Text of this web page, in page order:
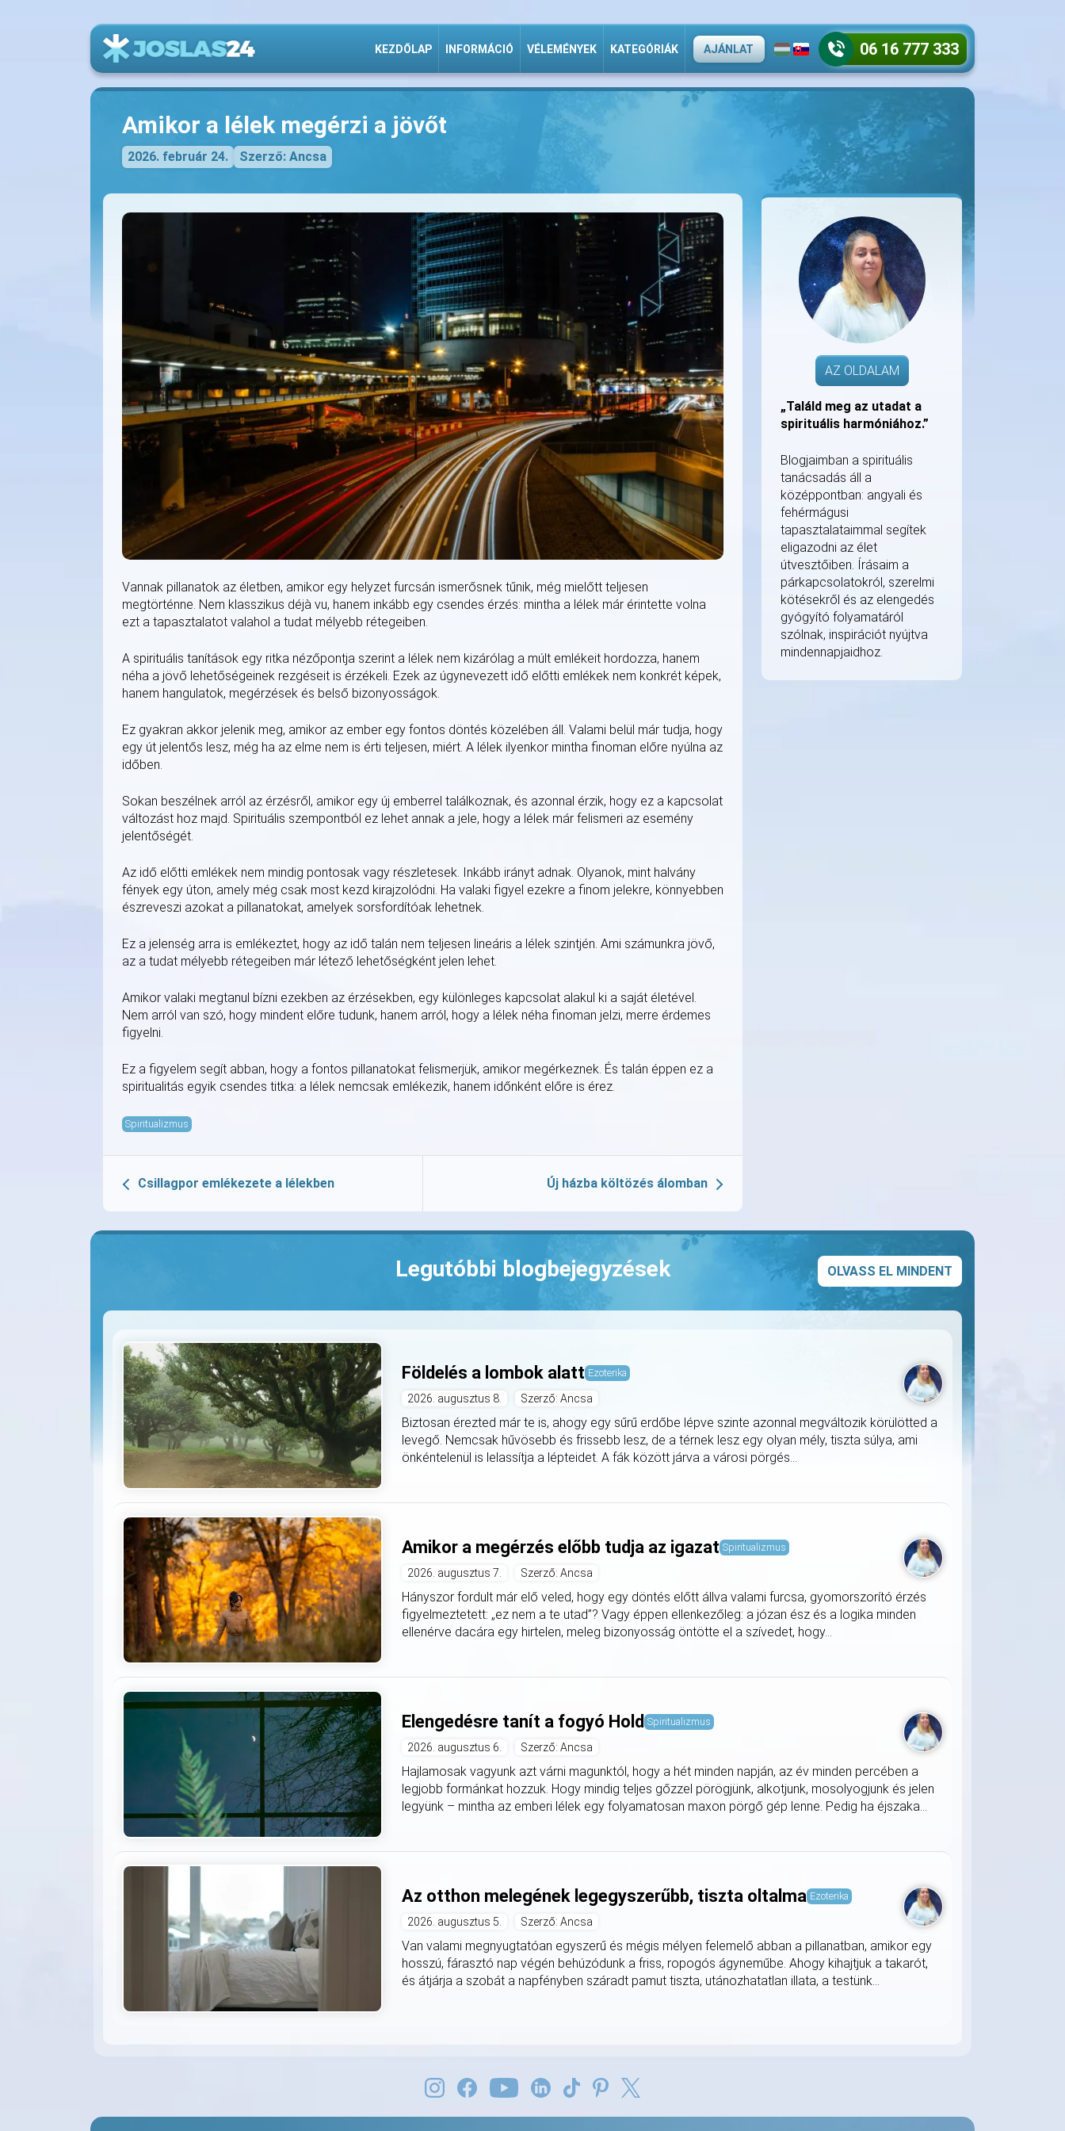
KEZDŐLAP INFORMÁCIÓ VÉLEMÉNYEK KATEGÓRIÁK AJÁNLAT 06 16 777 333
Amikor a lélek megérzi a jövőt
2026. február 24. Szerző: Ancsa
Vannak pillanatok az életben, amikor egy helyzet furcsán ismerősnek tűnik, még mielőtt teljesen
megtörténne. Nem klasszikus déjà vu, hanem inkább egy csendes érzés: mintha a lélek már érintette volna
ezt a tapasztalatot valahol a tudat mélyebb rétegeiben.
A spirituális tanítások egy ritka nézőpontja szerint a lélek nem kizárólag a múlt emlékeit hordozza, hanem
néha a jövő lehetőségeinek rezgéseit is érzékeli. Ezek az úgynevezett idő előtti emlékek nem konkrét képek,
hanem hangulatok, megérzések és belső bizonyosságok.
Ez gyakran akkor jelenik meg, amikor az ember egy fontos döntés közelében áll. Valami belül már tudja, hogy
egy út jelentős lesz, még ha az elme nem is érti teljesen, miért. A lélek ilyenkor mintha finoman előre nyúlna az
időben.
Sokan beszélnek arról az érzésről, amikor egy új emberrel találkoznak, és azonnal érzik, hogy ez a kapcsolat
változást hoz majd. Spirituális szempontból ez lehet annak a jele, hogy a lélek már felismeri az esemény
jelentőségét.
Az idő előtti emlékek nem mindig pontosak vagy részletesek. Inkább irányt adnak. Olyanok, mint halvány
fények egy úton, amely még csak most kezd kirajzolódni. Ha valaki figyel ezekre a finom jelekre, könnyebben
észreveszi azokat a pillanatokat, amelyek sorsfordítóak lehetnek.
Ez a jelenség arra is emlékeztet, hogy az idő talán nem teljesen lineáris a lélek szintjén. Ami számunkra jövő,
az a tudat mélyebb rétegeiben már létező lehetőségként jelen lehet.
Amikor valaki megtanul bízni ezekben az érzésekben, egy különleges kapcsolat alakul ki a saját életével.
Nem arról van szó, hogy mindent előre tudunk, hanem arról, hogy a lélek néha finoman jelzi, merre érdemes
figyelni.
Ez a figyelem segít abban, hogy a fontos pillanatokat felismerjük, amikor megérkeznek. És talán éppen ez a
spiritualitás egyik csendes titka: a lélek nemcsak emlékezik, hanem időnként előre is érez.
Spiritualizmus
Csillagpor emlékezete a lélekben Új házba költözés álomban
AZ OLDALAM
„Találd meg az utadat a
spirituális harmóniához.”
Blogjaimban a spirituális
tanácsadás áll a
középpontban: angyali és
fehérmágusi
tapasztalataimmal segítek
eligazodni az élet
útvesztőiben. Írásaim a
párkapcsolatokról, szerelmi
kötésekről és az elengedés
gyógyító folyamatáról
szólnak, inspirációt nyújtva
mindennapjaidhoz.
Legutóbbi blogbejegyzések OLVASS EL MINDENT
Földelés a lombok alatt Ezoterika
2026. augusztus 8. Szerző: Ancsa
Biztosan érezted már te is, ahogy egy sűrű erdőbe lépve szinte azonnal megváltozik körülötted a
levegő. Nemcsak hűvösebb és frissebb lesz, de a térnek lesz egy olyan mély, tiszta súlya, ami
önkéntelenül is lelassítja a lépteidet. A fák között járva a városi pörgés...
Amikor a megérzés előbb tudja az igazat Spiritualizmus
2026. augusztus 7. Szerző: Ancsa
Hányszor fordult már elő veled, hogy egy döntés előtt állva valami furcsa, gyomorszorító érzés
figyelmeztetett: „ez nem a te utad”? Vagy éppen ellenkezőleg: a józan ész és a logika minden
ellenérve dacára egy hirtelen, meleg bizonyosság öntötte el a szívedet, hogy...
Elengedésre tanít a fogyó Hold Spiritualizmus
2026. augusztus 6. Szerző: Ancsa
Hajlamosak vagyunk azt várni magunktól, hogy a hét minden napján, az év minden percében a
legjobb formánkat hozzuk. Hogy mindig teljes gőzzel pörögjünk, alkotjunk, mosolyogjunk és jelen
legyünk – mintha az emberi lélek egy folyamatosan maxon pörgő gép lenne. Pedig ha éjszaka...
Az otthon melegének legegyszerűbb, tiszta oltalma Ezoterika
2026. augusztus 5. Szerző: Ancsa
Van valami megnyugtatóan egyszerű és mégis mélyen felemelő abban a pillanatban, amikor egy
hosszú, fárasztó nap végén behúzódunk a friss, ropogós ágyneműbe. Ahogy kihajtjuk a takarót,
és átjárja a szobát a napfényben száradt pamut tiszta, utánozhatatlan illata, a testünk...